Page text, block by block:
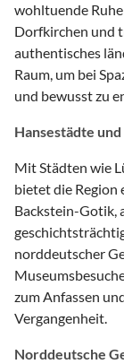
wohltuende
Dorfkirchen und
authentisches
Raum, um bei
und bewusst zu
Hansestädte
Mit Städten wie
bietet die Region
Backstein-Gotik,
norddeutscher
zum Anfassen
Vergangenheit.
Norddeutsche